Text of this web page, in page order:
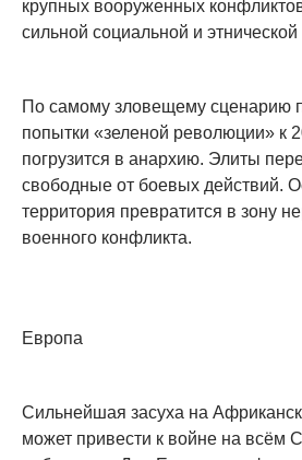
крупных вооруженных
сильной социальной и
По самому зловещему сценарию
попытки «зеленой революции» к
погрузится в анархию. Элиты
свободные от боевых действий.
территория превратится в зону
военного конфликта.
Европа
Сильнейшая засуха на
может привести к войне на всём